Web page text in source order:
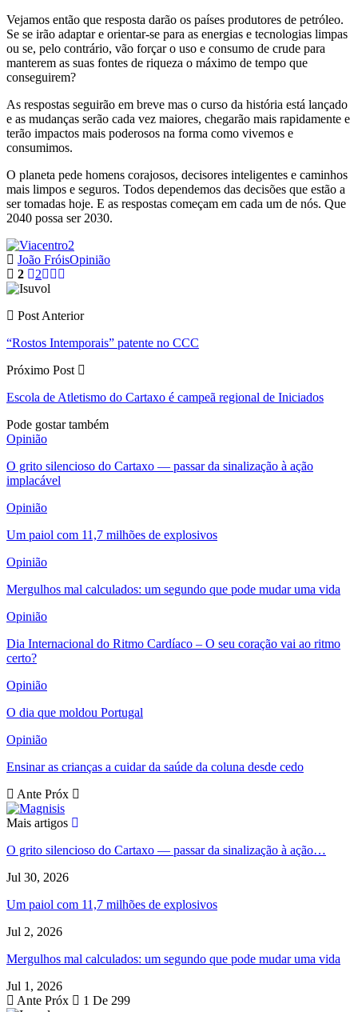
Vejamos então que resposta darão os países produtores de petróleo.
Se se irão adaptar e orientar-se para as energias e tecnologias limpas
ou se, pelo contrário, vão forçar o uso e consumo de crude para
manterem as suas fontes de riqueza o máximo de tempo que
conseguirem?
As respostas seguirão em breve mas o curso da história está lançado
e as mudanças serão cada vez maiores, chegarão mais rapidamente e
terão impactos mais poderosos na forma como vivemos e
consumimos.
O planeta pede homens corajosos, decisores inteligentes e caminhos
mais limpos e seguros. Todos dependemos das decisões que estão a
ser tomadas hoje. E as respostas começam em cada um de nós. Que
2040 possa ser 2030.
João FróisOpinião
2
2
Post Anterior
“Rostos Intemporais” patente no CCC
Próximo Post
Escola de Atletismo do Cartaxo é campeã regional de Iniciados
Pode gostar também
Opinião
O grito silencioso do Cartaxo — passar da sinalização à ação
implacável
Opinião
Um paiol com 11,7 milhões de explosivos
Opinião
Mergulhos mal calculados: um segundo que pode mudar uma vida
Opinião
Dia Internacional do Ritmo Cardíaco – O seu coração vai ao ritmo
certo?
Opinião
O dia que moldou Portugal
Opinião
Ensinar as crianças a cuidar da saúde da coluna desde cedo
Ante Próx
Mais artigos
O grito silencioso do Cartaxo — passar da sinalização à ação…
Jul 30, 2026
Um paiol com 11,7 milhões de explosivos
Jul 2, 2026
Mergulhos mal calculados: um segundo que pode mudar uma vida
Jul 1, 2026
Ante Próx 1 De 299